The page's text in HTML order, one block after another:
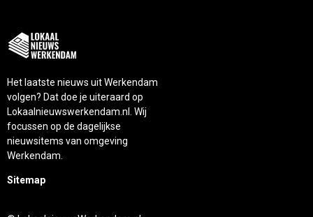
Het laatste nieuws uit Werkendam
volgen? Dat doe je uiteraard op
Lokaalnieuwswerkendam.nl. Wij
focussen op de dagelijkse
nieuwsitems van omgeving
Werkendam.
Sitemap